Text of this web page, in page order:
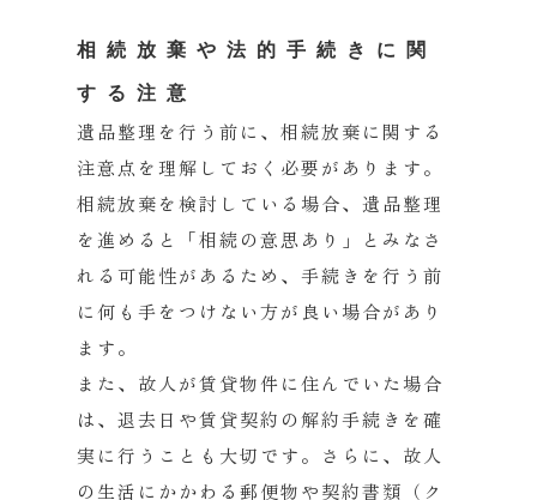
相続放棄や法的手続きに関
する注意
遺品整理を行う前に、 相続放棄に関する
注意点を理解しておく必要があります。
相続放棄を検討している場合、遺品整理
を進めると「相続の意思あり」とみなさ
れる可能性があるため、 手続きを行う前
に何も手をつけない方が良い場合があり
ます。
また、故人が賃貸物件に住んでいた場合
は、 退去日や賃貸契約の解約手続きを確
実に行うことも大切です。 さらに、故人
の生活にかかわる郵便物や契約書類（ ク